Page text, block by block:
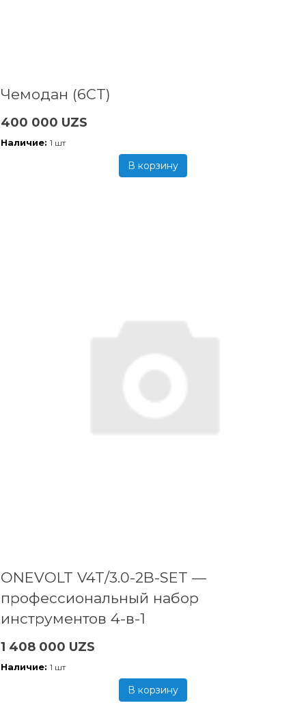
Чемодан (6CT)
400 000 UZS
Наличие: 1 шт
В корзину
ONEVOLT V4T/3.0-2B-SET —
профессиональный набор
инструментов 4-в-1
1 408 000 UZS
Наличие: 1 шт
В корзину